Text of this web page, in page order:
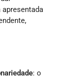
: o